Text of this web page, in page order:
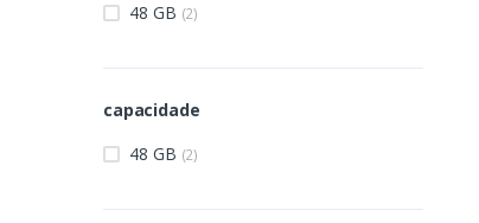
48 GB (2)
capacidade
48 GB (2)